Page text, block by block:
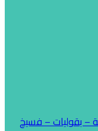
– بقوليات – فسيخ